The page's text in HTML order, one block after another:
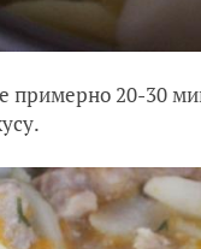
примерно 20-30